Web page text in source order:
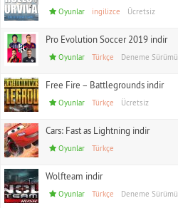
Oyunlar ingilizce Ücretsiz
Pro Evolution Soccer 2019 indir
Oyunlar Türkçe Deneme Sürümü
Free Fire – Battlegrounds indir
Oyunlar Türkçe Ücretsiz
Cars: Fast as Lightning indir
Oyunlar Türkçe
Wolfteam indir
Oyunlar Türkçe Deneme Sürümü